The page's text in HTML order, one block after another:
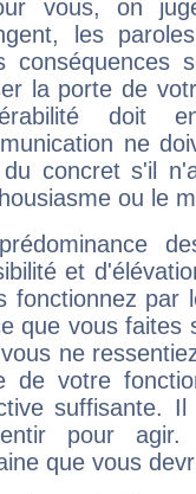
vous, on
les
conséquences
la porte de
doit
ne
du concret s'il
ou le
et
fonctionnez
que vous faites
ne
de votre
suffisante.
pour agir.
que vous